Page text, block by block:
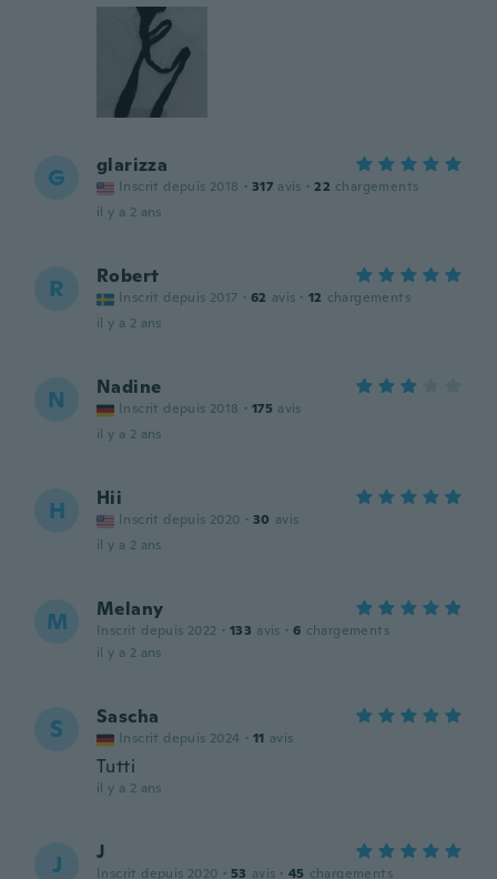
G glarizza
Inscrit depuis 2018 · 317 avis · 22 chargements
il y a 2 ans
R Robert
Inscrit depuis 2017 · 62 avis · 12 chargements
il y a 2 ans
N Nadine
Inscrit depuis 2018 · 175 avis
il y a 2 ans
H Hii
Inscrit depuis 2020 · 30 avis
il y a 2 ans
M Melany
Inscrit depuis 2022 · 133 avis · 6 chargements
il y a 2 ans
S Sascha
Inscrit depuis 2024 · 11 avis
Tutti
il y a 2 ans
J J
Inscrit depuis 2020 · 53 avis · 45 chargements